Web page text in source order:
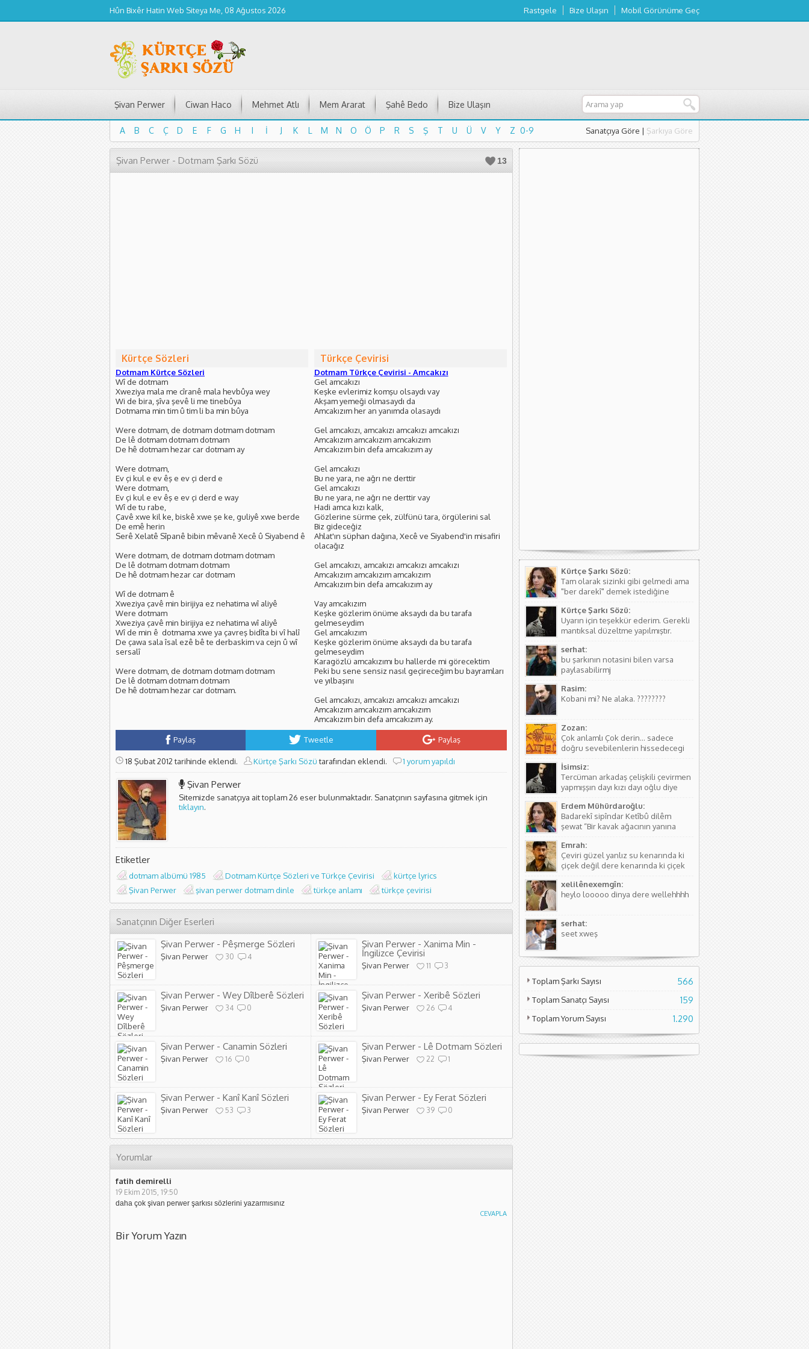
Hûn Bixêr Hatin Web Siteya Me, 08 Ağustos 2026 Rastgele Bize Ulaşın Mobil Görünüme Geç
Şivan Perwer Ciwan Haco Mehmet Atlı Mem Ararat Şahê Bedo Bize Ulaşın
A B C Ç D E F G H I İ J K L M N O Ö P R S Ş T U Ü V Y Z 0-9
A
B C Ç D E F G H I İ J K L M N O Ö P R S Ş T U Ü V Y Z 0-9
Sanatçıya Göre | Şarkıya Göre
13
Şivan Perwer - Dotmam Şarkı Sözü
Kürtçe Sözleri
Dotmam Kürtçe Sözleri
Wî de dotmam
Xweziya mala me cîranê mala hevbûya wey
Wi de bira, şîva şevê li me tinebûya
Dotmama min tim û tim li ba min bûya
Were dotmam, de dotmam dotmam dotmam
De lê dotmam dotmam dotmam
De hê dotmam hezar car dotmam ay
Were dotmam,
Ev çi kul e ev êş e ev çi derd e
Were dotmam,
Ev çi kul e ev êş e ev çi derd e way
Wî de tu rabe,
Çavê xwe kil ke, biskê xwe şe ke, guliyê xwe berde
De emê herin
Serê Xelatê Sîpanê bibin mêvanê Xecê û Siyabend ê
Were dotmam, de dotmam dotmam dotmam
De lê dotmam dotmam dotmam
De hê dotmam hezar car dotmam
Wî de dotmam ê
Xweziya çavê min birijiya ez nehatima wî aliyê
Were dotmam
Xweziya çavê min birijiya ez nehatima wî aliyê
Wî de min ê dotmama xwe ya çavreş bidîta bi vî halî
De çawa sala îsal ezê bê te derbaskim va cejn û wî
sersalî
Were dotmam, de dotmam dotmam dotmam
De lê dotmam dotmam dotmam
De hê dotmam hezar car dotmam.
Türkçe Çevirisi
Dotmam Türkçe Çevirisi - Amcakızı
Gel amcakızı
Keşke evlerimiz komşu olsaydı vay
Akşam yemeği olmasaydı da
Amcakızım her an yanımda olasaydı
Gel amcakızı, amcakızı amcakızı amcakızı
Amcakızım amcakızım amcakızım
Amcakızım bin defa amcakızım ay
Gel amcakızı
Bu ne yara, ne ağrı ne derttir
Gel amcakızı
Bu ne yara, ne ağrı ne derttir vay
Hadi amca kızı kalk,
Gözlerine sürme çek, zülfünü tara, örgülerini sal
Biz gideceğiz
Ahlat'ın süphan dağına, Xecê ve Siyabend'in misafiri
olacağız
Gel amcakızı, amcakızı amcakızı amcakızı
Amcakızım amcakızım amcakızım
Amcakızım bin defa amcakızım ay
Vay amcakızım
Keşke gözlerim önüme aksaydı da bu tarafa
gelmeseydim
Gel amcakızım
Keşke gözlerim önüme aksaydı da bu tarafa
gelmeseydim
Karagözlü amcakızımı bu hallerde mi görecektim
Peki bu sene sensiz nasıl geçireceğim bu bayramları
ve yılbaşını
Gel amcakızı, amcakızı amcakızı amcakızı
Amcakızım amcakızım amcakızım
Amcakızım bin defa amcakızım ay.
Paylaş Tweetle Paylaş
18 Şubat 2012 tarihinde eklendi. Kürtçe Şarkı Sözütarafından eklendi. 1 yorum yapıldı
Şivan Perwer
Sitemizde sanatçıya ait toplam 26 eser bulunmaktadır. Sanatçının sayfasına gitmek için
tıklayın.
Etiketler
dotmam albümü 1985 Dotmam Kürtçe Sözleri ve Türkçe Çevirisi
kürtçe lyrics
Şivan Perwer
şivan perwer dotmam dinle türkçe anlamı türkçe çevirisi
Sanatçının Diğer Eserleri
Şivan Perwer - Pêşmerge Sözleri
Şivan Perwer 30 4
Şivan Perwer - Xanima Min -
İngilizce Çevirisi
Şivan Perwer 11 3
Şivan Perwer - Wey Dîlberê Sözleri
Şivan Perwer 34 0
Şivan Perwer - Xeribê Sözleri
Şivan Perwer 26 4
Şivan Perwer - Canamin Sözleri
Şivan Perwer 16 0
Şivan Perwer - Lê Dotmam Sözleri
Şivan Perwer 22 1
Şivan Perwer - Kanî Kanî Sözleri
Şivan Perwer 53 3
Şivan Perwer - Ey Ferat Sözleri
Şivan Perwer 39 0
Yorumlar
fatih demirelli
19 Ekim 2015, 19:50
daha çok şivan perwer şarkısı sözlerini yazarmısınız
CEVAPLA
Bir Yorum Yazın
Kürtçe Şarkı Sözü:
Tam olarak sizinki gibi gelmedi ama
"ber darekî" demek istediğine
düzeltmede bulundum. Teşkkürler
Kürtçe Şarkı Sözü:
Uyarın için teşekkür ederim. Gerekli
mantıksal düzeltme yapılmıştır.
serhat:
bu şarkının notasini bilen varsa
paylasabilirmj
Rasim:
Kobani mi? Ne alaka. ????????
Zozan:
Çok anlamlı Çok derin... sadece
doğru sevebilenlerin hissedecegi
İsimsiz:
Tercüman arkadaş çelişkili çevirmen
yapmışşın dayı kızı dayı oğlu diye
vardır biraz aile yapısını öğren ( iki
kişinin...
Erdem Mühürdaroğlu:
Badarekî sipîndar Ketîbû dilêm
şewat “Bir kavak ağacının yanına
Sözlerdeki hikayede birini arıyorlar
ve aradıkları yerde bir kavak
ağacının yanında yere düşmüş
Emrah:
Çeviri güzel yanlız su kenarında ki
çiçek değil dere kenarında ki çiçek
kıymetli olduğunu söylüyor sanırım.
Asıl söyleyen Seyade Şame dur...
xelilênexemgîn:
heylo looooo dinya dere wellehhhh
serhat:
seet xweş
Toplam Şarkı Sayısı 566
Toplam Sanatçı Sayısı 159
Toplam Yorum Sayısı 1.290